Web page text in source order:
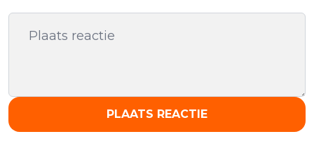
PLAATS REACTIE